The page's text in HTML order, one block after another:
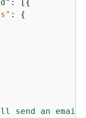
: [ {
: {
send an email